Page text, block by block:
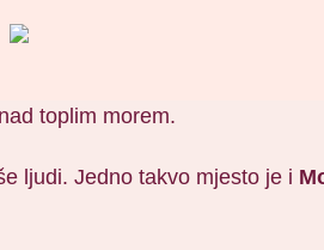
toplim morem.
ljudi. Jedno takvo mjesto je i